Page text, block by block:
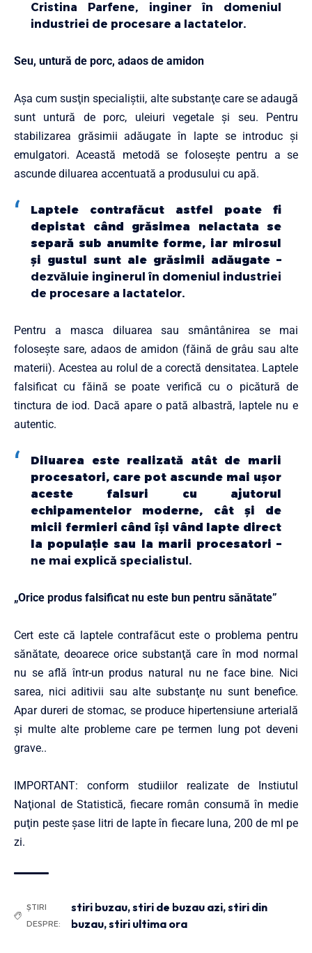
Cristina Parfene, inginer în domeniul
industriei de procesare a lactatelor.
Seu, untură de porc, adaos de amidon
Aşa cum susţin specialiştii, alte substanţe care se adaugă
sunt untură de porc, uleiuri vegetale şi seu. Pentru
stabilizarea grăsimii adăugate în lapte se introduc şi
emulgatori. Această metodă se foloseşte pentru a se
ascunde diluarea accentuată a produsului cu apă.
Laptele contrafăcut astfel poate fi
depistat când grăsimea nelactata se
separă sub anumite forme, iar mirosul
şi gustul sunt ale grăsimii adăugate –
dezvăluie inginerul în domeniul industriei
de procesare a lactatelor.
Pentru a masca diluarea sau smântânirea se mai
foloseşte sare, adaos de amidon (făină de grâu sau alte
materii). Acestea au rolul de a corectă densitatea. Laptele
falsificat cu făină se poate verifică cu o picătură de
tinctura de iod. Dacă apare o pată albastră, laptele nu e
autentic.
Diluarea este realizată atât de marii
procesatori, care pot ascunde mai uşor
aceste falsuri cu ajutorul
echipamentelor moderne, cât şi de
micii fermieri când îşi vând lapte direct
la populaţie sau la marii procesatori –
ne mai explică specialistul.
„Orice produs falsificat nu este bun pentru sănătate”
Cert este că laptele contrafăcut este o problema pentru
sănătate, deoarece orice substanţă care în mod normal
nu se află într-un produs natural nu ne face bine. Nici
sarea, nici aditivii sau alte substanţe nu sunt benefice.
Apar dureri de stomac, se produce hipertensiune arterială
şi multe alte probleme care pe termen lung pot deveni
grave..
IMPORTANT: conform studiilor realizate de Instiutul
Naţional de Statistică, fiecare român consumă în medie
puţin peste şase litri de lapte în fiecare luna, 200 de ml pe
zi.
ȘTIRI
DESPRE:
stiri buzau,stiri de buzau azi,stiri din
buzau,stiri ultima ora